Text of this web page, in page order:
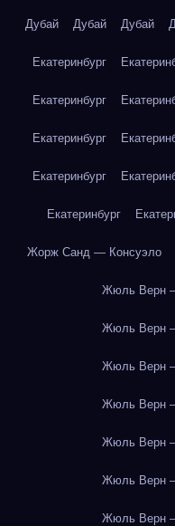
Дубай Дубай Дубай
Екатеринбург
Екатеринбург
Екатеринбург
Екатеринбург
Екатеринбург
Жорж Санд — Консуэло
Жюль Верн
Жюль Верн
Жюль Верн
Жюль Верн
Жюль Верн
Жюль Верн
Жюль Верн